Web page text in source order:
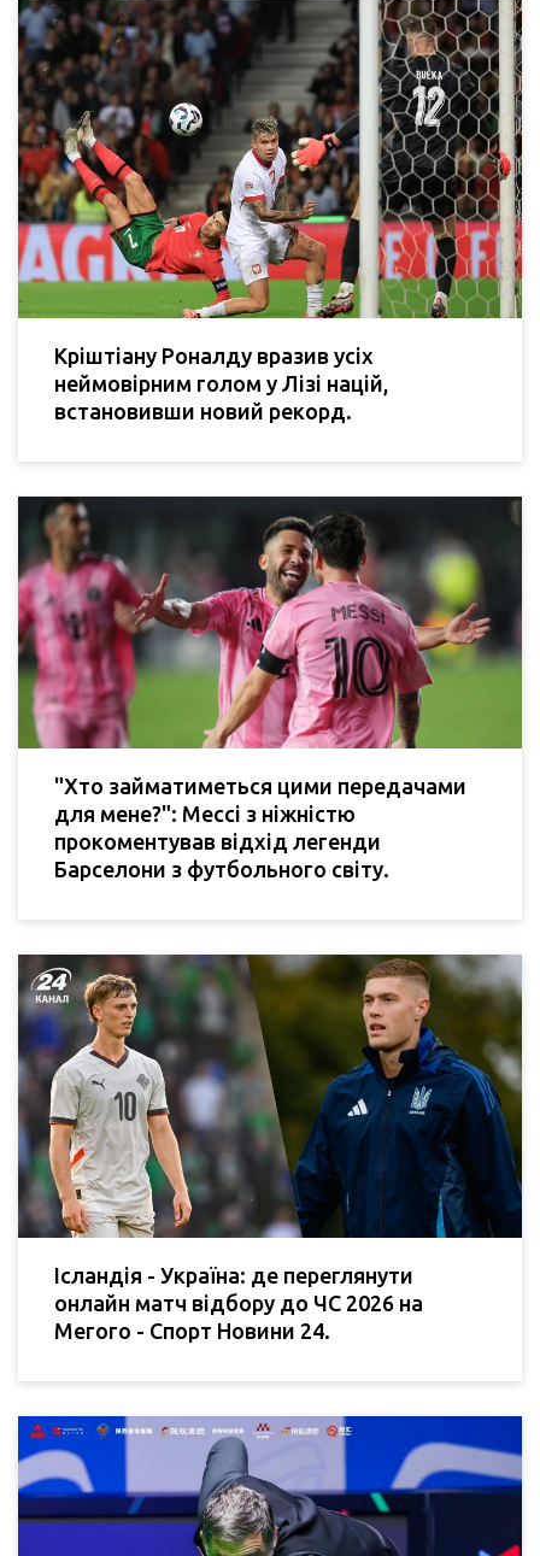
Кріштіану Роналду вразив усіх
неймовірним голом у Лізі націй,
встановивши новий рекорд.
"Хто займатиметься цими передачами
для мене?": Мессі з ніжністю
прокоментував відхід легенди
Барселони з футбольного світу.
Ісландія - Україна: де переглянути
онлайн матч відбору до ЧС 2026 на
Мегого - Спорт Новини 24.